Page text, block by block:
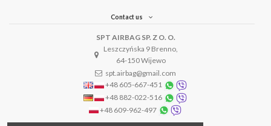
Contact us
SPT AIRBAG SP. Z O. O.
Leszczyńska 9 Brenno,
64-150 Wijewo
spt.airbag@gmail.com
+48 605-667-451
+48 882-022-516
+48 609-962-497